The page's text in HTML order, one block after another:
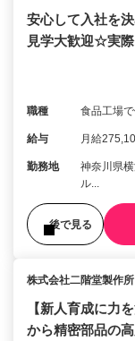
安心して入社を
見学大歓迎☆実
職種 食品工場
給与 月給
勤務地
神奈川県
ル...
後で見る
株式会社二階堂製作所
【新人育成に力
から精密部品の